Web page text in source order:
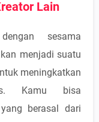
Lain
sesama
menjadi suatu
meningkatkan
Kamu bisa
berasal dari